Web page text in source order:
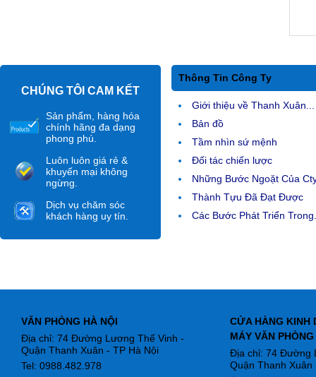
CHÚNG TÔI CAM KẾT
Sản phẩm, hàng hóa
chính hãng đa dạng
phong phú.
Luôn luôn giá rẻ &
khuyến mại không
ngừng.
Dịch vụ chăm sóc
khách hàng uy tín.
Thông Tin Công Ty
Giới thiệu về Thanh Xuân...
Bản đồ
Tầm nhìn sứ mệnh
Đối tác chiến lược
Những Bước Ngoặt Của
Thành Tựu Đã Đạt Được
Các Bước Phát Triển
VĂN PHÒNG HÀ NỘI
Địa chỉ: 74 Đường Lương Thế Vinh -
Quận Thanh Xuân - TP Hà Nội
Tel: 0988.482.978
CỬA HÀNG KINH
MÁY VĂN PHÒNG
Địa chỉ: 74 Đường
Quận Thanh Xuân